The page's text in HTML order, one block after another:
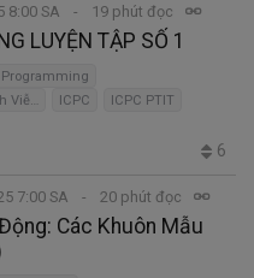
8:00 SA 19 phút đọc
LUYỆN TẬP SỐ 1
Programming
ICPC
ICPC PTIT
6
7:00 SA 20 phút đọc
Các Khuôn Mẫu